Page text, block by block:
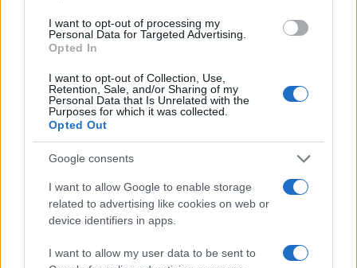
I want to opt-out of processing my
Personal Data for Targeted Advertising.
Opted In
I want to opt-out of Collection, Use,
Retention, Sale, and/or Sharing of my
Personal Data that Is Unrelated with the
Purposes for which it was collected.
Opted Out
Google consents
I want to allow Google to enable storage
related to advertising like cookies on web or
device identifiers in apps.
I want to allow my user data to be sent to
Αν τα χάσατε